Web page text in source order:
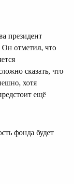
президент
Он отметил, что
сказать, что
хотя
ещё
фонда будет